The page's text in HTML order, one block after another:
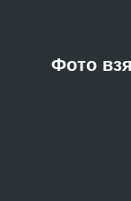
Фото